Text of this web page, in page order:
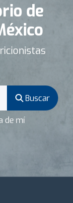
de
Buscar
de mí